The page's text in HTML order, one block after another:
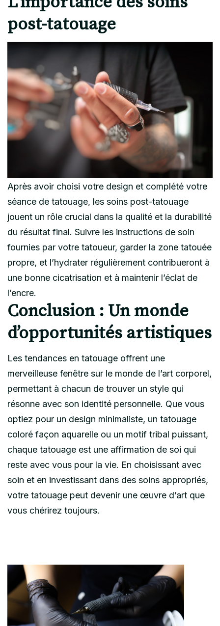
post-tatouage
Après avoir choisi votre design et complété votre
séance de tatouage, les soins post-tatouage
jouent un rôle crucial dans la qualité et la durabilité
du résultat final. Suivre les instructions de soin
fournies par votre tatoueur, garder la zone tatouée
propre, et l’hydrater régulièrement contribueront à
une bonne cicatrisation et à maintenir l’éclat de
l’encre.
Conclusion : Un monde
d’opportunités artistiques
Les tendances en tatouage offrent une
merveilleuse fenêtre sur le monde de l’art corporel,
permettant à chacun de trouver un style qui
résonne avec son identité personnelle. Que vous
optiez pour un design minimaliste, un tatouage
coloré façon aquarelle ou un motif tribal puissant,
chaque tatouage est une affirmation de soi qui
reste avec vous pour la vie. En choisissant avec
soin et en investissant dans des soins appropriés,
votre tatouage peut devenir une œuvre d’art que
vous chérirez toujours.
Post
Navigation